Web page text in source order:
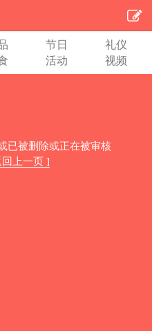
节日
礼仪
活动 视频
已被删除或正在被审核
上一页 ]